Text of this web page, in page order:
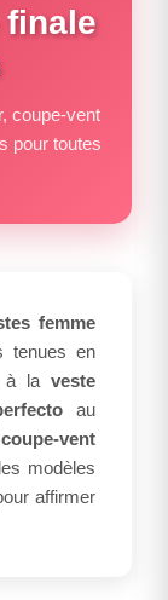
finale
coupe-vent
pour toutes
femme
tenues en
à laveste
au
coupe-vent
modèles
affirmer